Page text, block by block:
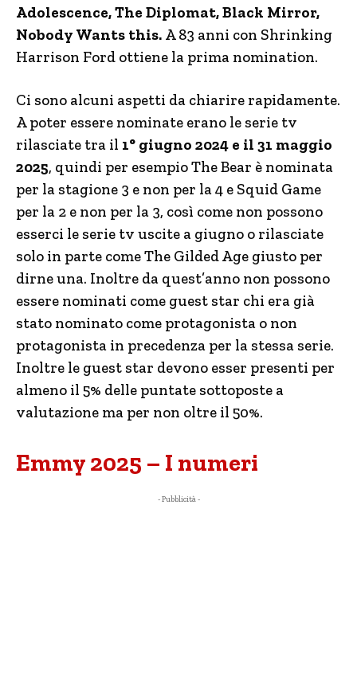
Adolescence, The Diplomat, Black Mirror,
Nobody Wants this. A 83 anni con Shrinking
Harrison Ford ottiene la prima nomination.
Ci sono alcuni aspetti da chiarire rapidamente.
A poter essere nominate erano le serie tv
rilasciate tra il 1° giugno 2024 e il 31 maggio
2025, quindi per esempio The Bear è nominata
per la stagione 3 e non per la 4 e Squid Game
per la 2 e non per la 3, così come non possono
esserci le serie tv uscite a giugno o rilasciate
solo in parte come The Gilded Age giusto per
dirne una. Inoltre da quest’anno non possono
essere nominati come guest star chi era già
stato nominato come protagonista o non
protagonista in precedenza per la stessa serie.
Inoltre le guest star devono esser presenti per
almeno il 5% delle puntate sottoposte a
valutazione ma per non oltre il 50%.
Emmy 2025 – I numeri
- Pubblicità -